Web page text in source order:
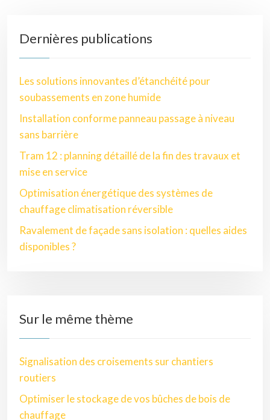
Dernières publications
Les solutions innovantes d’étanchéité pour
soubassements en zone humide
Installation conforme panneau passage à niveau
sans barrière
Tram 12 : planning détaillé de la fin des travaux et
mise en service
Optimisation énergétique des systèmes de
chauffage climatisation réversible
Ravalement de façade sans isolation : quelles aides
disponibles ?
Sur le même thème
Signalisation des croisements sur chantiers
routiers
Optimiser le stockage de vos bûches de bois de
chauffage